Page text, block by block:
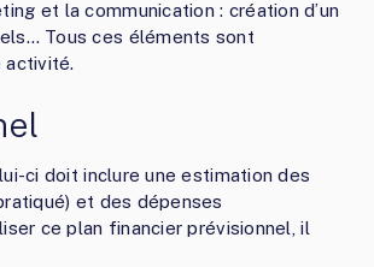
et la communication : création d’un
Tous ces éléments sont
activité.
ci doit inclure une estimation des
et des dépenses
ce plan financier prévisionnel, il